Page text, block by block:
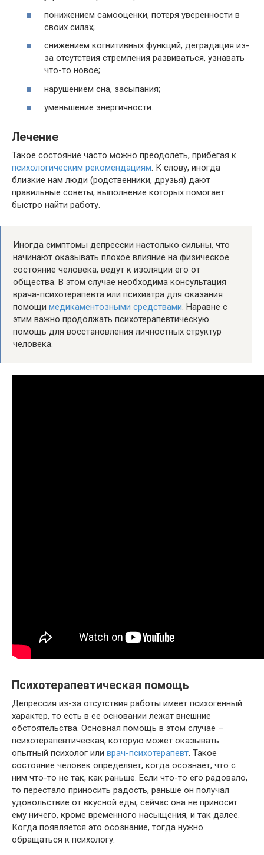
понижением самооценки, потеря уверенности в
своих силах;
снижением когнитивных функций, деградация из-
за отсутствия стремления развиваться, узнавать
что-то новое;
нарушением сна, засыпания;
уменьшение энергичности.
Лечение
Такое состояние часто можно преодолеть, прибегая к
психологическим рекомендациям. К слову, иногда
близкие нам люди (родственники, друзья) дают
правильные советы, выполнение которых помогает
быстро найти работу.
Иногда симптомы депрессии настолько сильны, что
начинают оказывать плохое влияние на физическое
состояние человека, ведут к изоляции его от
общества. В этом случае необходима консультация
врача-психотерапевта или психиатра для оказания
помощи медикаментозными средствами. Наравне с
этим важно продолжать психотерапевтическую
помощь для восстановления личностных структур
человека.
Психотерапевтическая помощь
Депрессия из-за отсутствия работы имеет психогенный
характер, то есть в ее основании лежат внешние
обстоятельства. Основная помощь в этом случае –
психотерапевтическая, которую может оказывать
опытный психолог или врач-психотерапевт. Такое
состояние человек определяет, когда осознает, что с
ним что-то не так, как раньше. Если что-то его радовало,
то перестало приносить радость, раньше он получал
удовольствие от вкусной еды, сейчас она не приносит
ему ничего, кроме временного насыщения, и так далее.
Когда появляется это осознание, тогда нужно
обращаться к психологу.